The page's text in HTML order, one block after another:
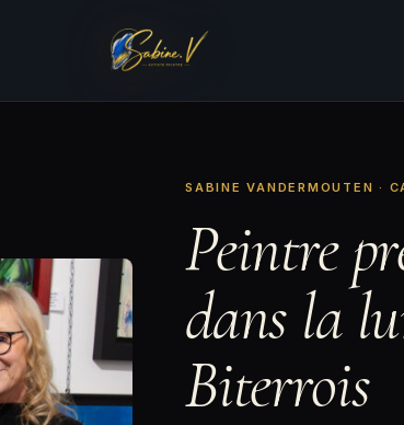
SABINE VANDERMOUTEN ·
Peintre
dans la
Biterrois